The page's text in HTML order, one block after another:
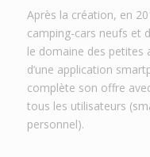
Après la création, en
camping-cars neufs et
le domaine des petites
d’une application
complète son offre
tous les utilisateurs
personnel).